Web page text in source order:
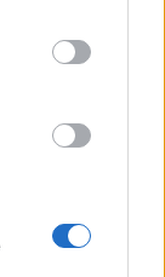
below Google